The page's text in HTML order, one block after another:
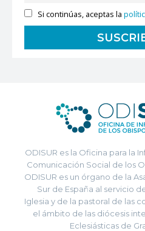
Si continúas, aceptas la
ODISUR es la Oficina para la
Comunicación Social de los
ODISUR es un órgano de la
Sur de España al servicio
Iglesia y de la pastoral de las
el ámbito de las diócesis
Eclesiásticas de